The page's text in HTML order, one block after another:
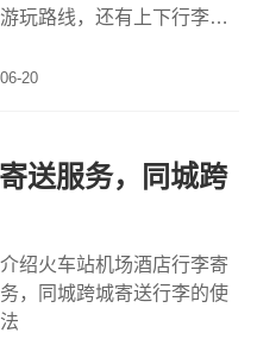
玩路线，还有上下行李寄
20
送服务，同城跨
绍火车站机场酒店行李寄
，同城跨城寄送行李的使